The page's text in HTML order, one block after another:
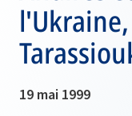
19 mai 1999